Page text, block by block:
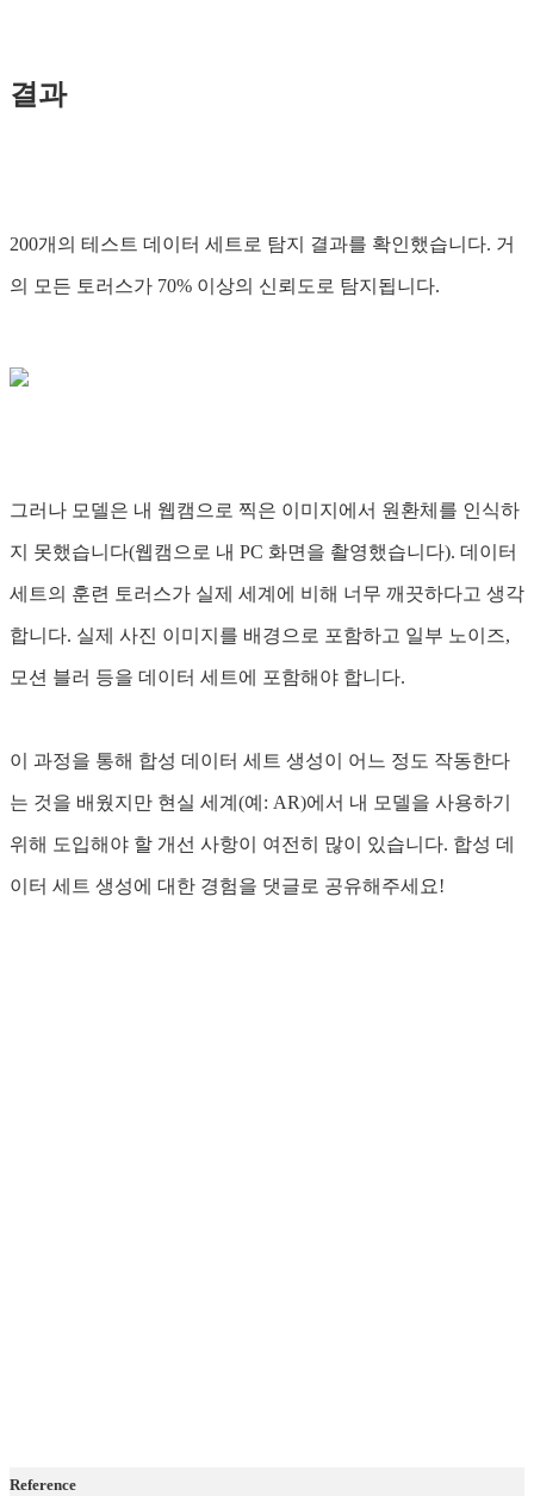
결과
200개의 테스트 데이터 세트로 탐지 결과를 확인했습니다. 거
의 모든 토러스가 70% 이상의 신뢰도로 탐지됩니다.
그러나 모델은 내 웹캠으로 찍은 이미지에서 원환체를 인식하
지 못했습니다(웹캠으로 내 PC 화면을 촬영했습니다). 데이터
세트의 훈련 토러스가 실제 세계에 비해 너무 깨끗하다고 ​​생각
합니다. 실제 사진 이미지를 배경으로 포함하고 일부 노이즈,
모션 블러 등을 데이터 세트에 포함해야 합니다.
이 과정을 통해 합성 데이터 세트 생성이 어느 정도 작동한다
는 것을 배웠지만 현실 세계(예: AR)에서 내 모델을 사용하기
위해 도입해야 할 개선 사항이 여전히 많이 있습니다. 합성 데
이터 세트 생성에 대한 경험을 댓글로 공유해주세요!
Reference